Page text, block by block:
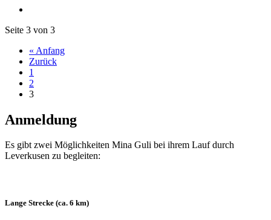
Seite 3 von 3
« Anfang
Zurück
1
2
3
Anmeldung
Es gibt zwei Möglichkeiten Mina Guli bei ihrem Lauf durch
Leverkusen zu begleiten:
Lange Strecke (ca. 6 km)